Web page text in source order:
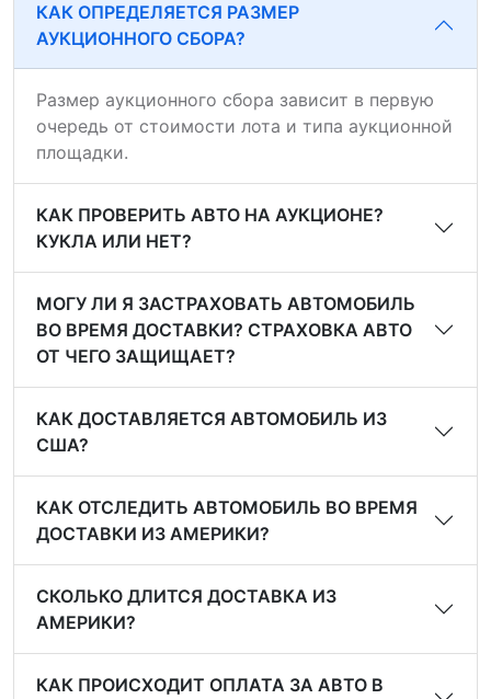
КАК ОПРЕДЕЛЯЕТСЯ РАЗМЕР
АУКЦИОННОГО СБОРА?
Размер аукционного сбора зависит в первую
очередь от стоимости лота и типа аукционной
площадки.
КАК ПРОВЕРИТЬ АВТО НА АУКЦИОНЕ?
КУКЛА ИЛИ НЕТ?
МОГУ ЛИ Я ЗАСТРАХОВАТЬ АВТОМОБИЛЬ
ВО ВРЕМЯ ДОСТАВКИ? СТРАХОВКА АВТО
ОТ ЧЕГО ЗАЩИЩАЕТ?
КАК ДОСТАВЛЯЕТСЯ АВТОМОБИЛЬ ИЗ
США?
КАК ОТСЛЕДИТЬ АВТОМОБИЛЬ ВО ВРЕМЯ
ДОСТАВКИ ИЗ АМЕРИКИ?
СКОЛЬКО ДЛИТСЯ ДОСТАВКА ИЗ
АМЕРИКИ?
КАК ПРОИСХОДИТ ОПЛАТА ЗА АВТО В